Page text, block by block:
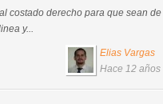
costado derecho para que sean de
y...
Elias Vargas
Hace 12 años